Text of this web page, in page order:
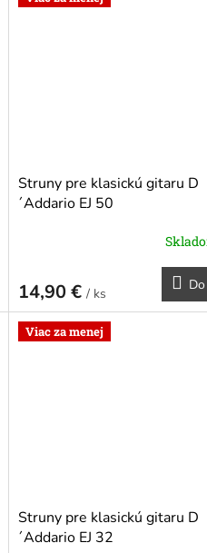
Struny pre klasickú gitaru D
´Addario EJ 50
14,90 € / ks
Viac za menej
Struny pre klasickú gitaru D
´Addario EJ 32